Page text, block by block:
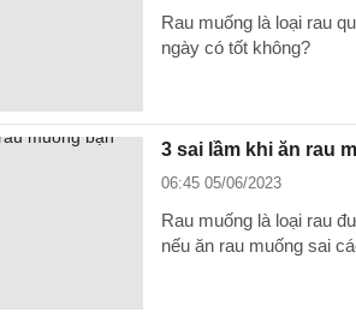
Rau muống là loại rau
ngày có tốt không?
3 sai lầm khi ăn rau
06:45 05/06/2023
Rau muống là loại rau
nếu ăn rau muống sai